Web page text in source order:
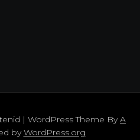
| WordPress Theme ByA
byWordPress.org